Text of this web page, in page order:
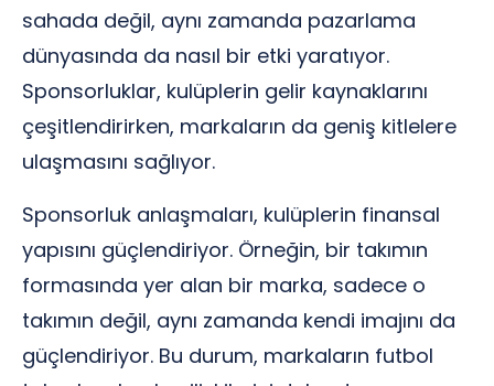
sahada değil, aynı zamanda pazarlama
dünyasında da nasıl bir etki yaratıyor.
Sponsorluklar, kulüplerin gelir kaynaklarını
çeşitlendirirken, markaların da geniş kitlelere
ulaşmasını sağlıyor.
Sponsorluk anlaşmaları, kulüplerin finansal
yapısını güçlendiriyor. Örneğin, bir takımın
formasında yer alan bir marka, sadece o
takımın değil, aynı zamanda kendi imajını da
güçlendiriyor. Bu durum, markaların futbol